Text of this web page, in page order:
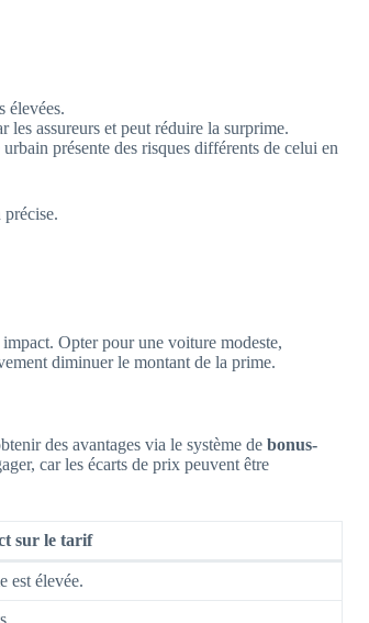
élevées.
les assureurs et peut réduire la surprime.
présente des risques différents de celui en
Opter pour une voiture modeste,
diminuer le montant de la prime.
des avantages via le système de bonus-
car les écarts de prix peuvent être
sur le tarif
est élevée.